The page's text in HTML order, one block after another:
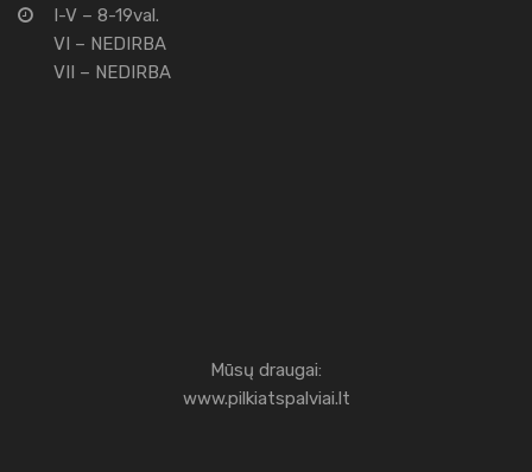
I-V – 8-19val.
VI – NEDIRBA
VII – NEDIRBA
Mūsų draugai:
www.pilkiatspalviai.lt